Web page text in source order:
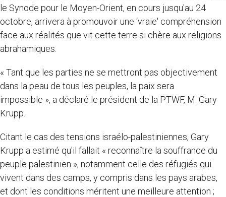
le Synode pour le Moyen-Orient, en cours jusqu'au 24
octobre, arrivera à promouvoir une ‘vraie' compréhension
face aux réalités que vit cette terre si chère aux religions
abrahamiques.
« Tant que les parties ne se mettront pas objectivement
dans la peau de tous les peuples, la paix sera
impossible », a déclaré le président de la PTWF, M. Gary
Krupp.
Citant le cas des tensions israélo-palestiniennes, Gary
Krupp a estimé qu'il fallait « reconnaître la souffrance du
peuple palestinien », notamment celle des réfugiés qui
vivent dans des camps, y compris dans les pays arabes,
et dont les conditions méritent une meilleure attention ;